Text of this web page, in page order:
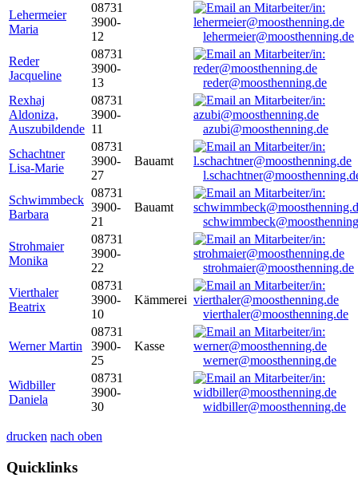
Lehermeier
Maria
08731
3900-
12
lehermeier@moosthenning.de
Reder
Jacqueline
08731
3900-
13
reder@moosthenning.de
Rexhaj
Aldoniza,
Auszubildende
08731
3900-
11
azubi@moosthenning.de
Schachtner
Lisa-Marie
08731
3900-
27
Bauamt
Schwimmbeck
Barbara
08731
3900-
21
Bauamt
Strohmaier
Monika
08731
3900-
22
strohmaier@moosthenning.de
Vierthaler
Beatrix
08731
3900-
10
Kämmerei
vierthaler@moosthenning.de
Werner Martin
08731
3900-
25
Kasse
werner@moosthenning.de
Widbiller
Daniela
08731
3900-
30
widbiller@moosthenning.de
drucken nach oben
Quicklinks